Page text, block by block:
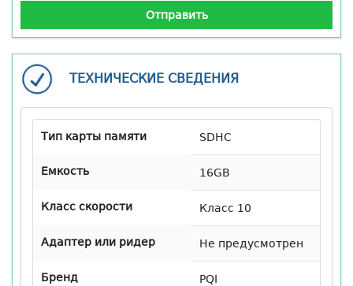
ТЕХНИЧЕСКИЕ СВЕДЕНИЯ
Тип карты памяти SDHC
Eмкость 16GB
Класс скорости Класс 10
Адаптер или ридер Не предусмотрен
Бренд PQI